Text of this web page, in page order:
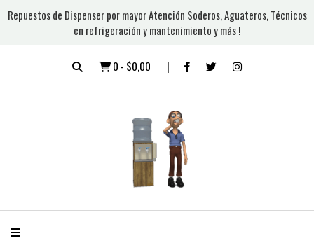
Repuestos de Dispenser por mayor Atención Soderos, Aguateros, Técnicos
en refrigeración y mantenimiento y más !
0 - $0,00